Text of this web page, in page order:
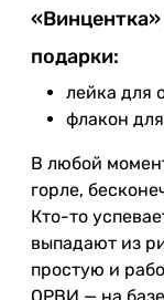
подарки:
лейка для
флакон
В любой
горле,
Кто-то
выпадают из
простую и